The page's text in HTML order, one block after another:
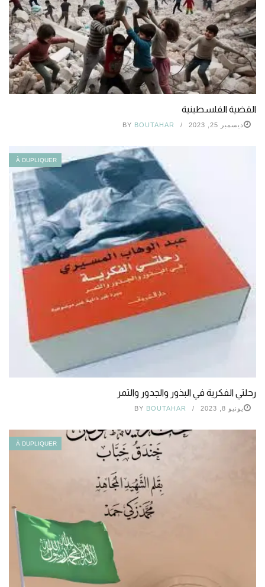
القضية الفلسطينية
ديسمبر 25, 2023 BY BOUTAHAR
À DUPLIQUER
رحلتي الفكرية في البذور والجدور والتمر
يونيو 8, 2023 BY BOUTAHAR
À DUPLIQUER